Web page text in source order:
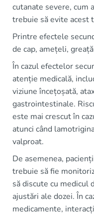
cutanate severe, cum
trebuie să evite acest
Printre efectele
de cap, amețeli,
În cazul efectelor
atenție medicală,
viziune încețoșată,
gastrointestinale.
este mai crescut în
atunci când
valproat.
De asemenea,
trebuie să fie
să discute cu medicul
ajustări ale dozei. În
medicamente,